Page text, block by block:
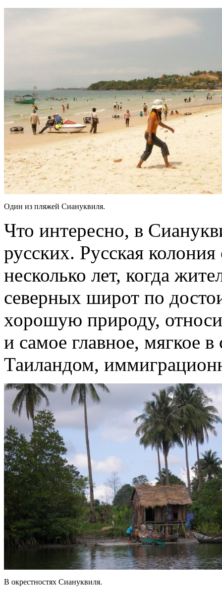
Один из пляжей Сиануквиля.
Что интересно, в
русских. Русская колония
несколько лет, когда
северных широт по
хорошую природу,
и самое главное, мягкое
Таиландом,
В окрестностях Сиануквиля.